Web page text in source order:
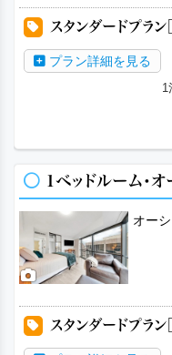
スタンダードプラン
プラン詳細を見る
1
1ベッドルーム・オ
オー
スタンダードプラン